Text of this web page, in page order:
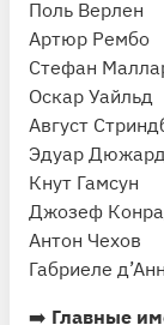
Поль Верлен
Артюр Рембо
Стефан
Оскар Уайльд
Август
Эдуар
Кнут Гамсун
Джозеф
Антон Чехов
Габриеле
➡️ Главные